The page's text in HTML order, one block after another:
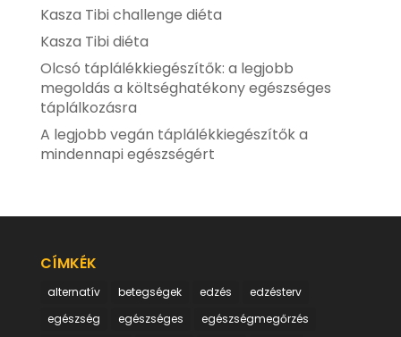
Kasza Tibi challenge diéta
Kasza Tibi diéta
Olcsó táplálékkiegészítők: a legjobb
megoldás a költséghatékony egészséges
táplálkozásra
A legjobb vegán táplálékkiegészítők a
mindennapi egészségért
CÍMKÉK
alternatív betegségek edzés
edzésterv
egészség
egészséges
egészségmegőrzés